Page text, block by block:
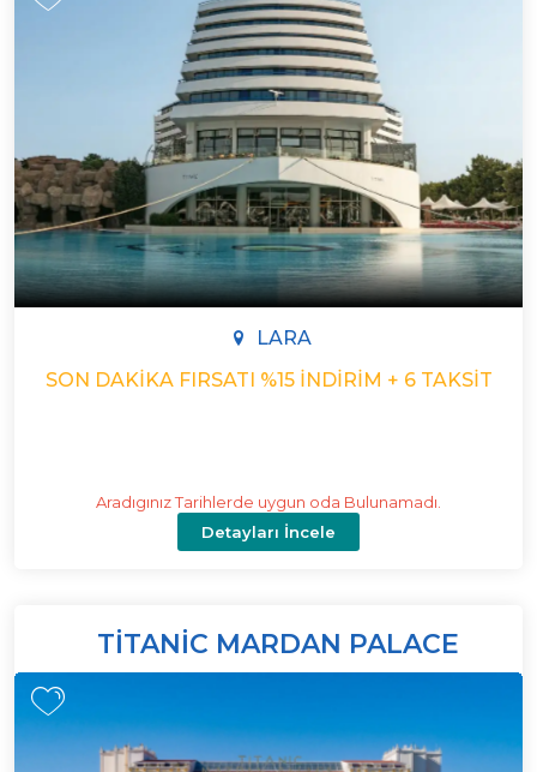
LARA
SON DAKIKA FIRSATI %15 İNDIRIM + 6 TAKSIT
Aradıgınız Tarihlerde uygun oda Bulunamadı.
Detayları İncele
TITANIC MARDAN PALACE